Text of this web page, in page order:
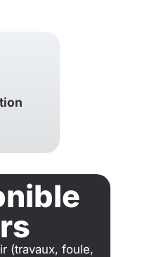
(travaux, foule,